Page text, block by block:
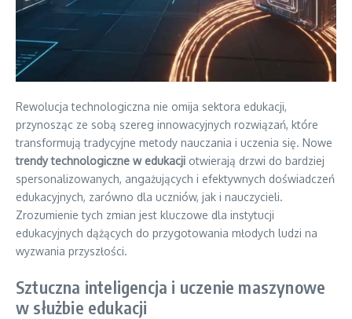
Rewolucja technologiczna nie omija sektora edukacji,
przynosząc ze sobą szereg innowacyjnych rozwiązań, które
transformują tradycyjne metody nauczania i uczenia się. Nowe
trendy technologiczne w edukacji otwierają drzwi do bardziej
spersonalizowanych, angażujących i efektywnych doświadczeń
edukacyjnych, zarówno dla uczniów, jak i nauczycieli.
Zrozumienie tych zmian jest kluczowe dla instytucji
edukacyjnych dążących do przygotowania młodych ludzi na
wyzwania przyszłości.
Sztuczna inteligencja i uczenie maszynowe
w służbie edukacji